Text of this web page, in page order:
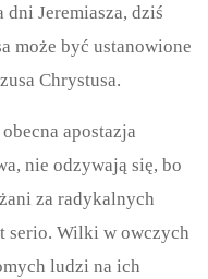
Jeremiasza, dziś
może być ustanowione
Chrystusa.
apostazja
nie odzywają się, bo
za radykalnych
serio. Wilki w owczych
ludzi na ich